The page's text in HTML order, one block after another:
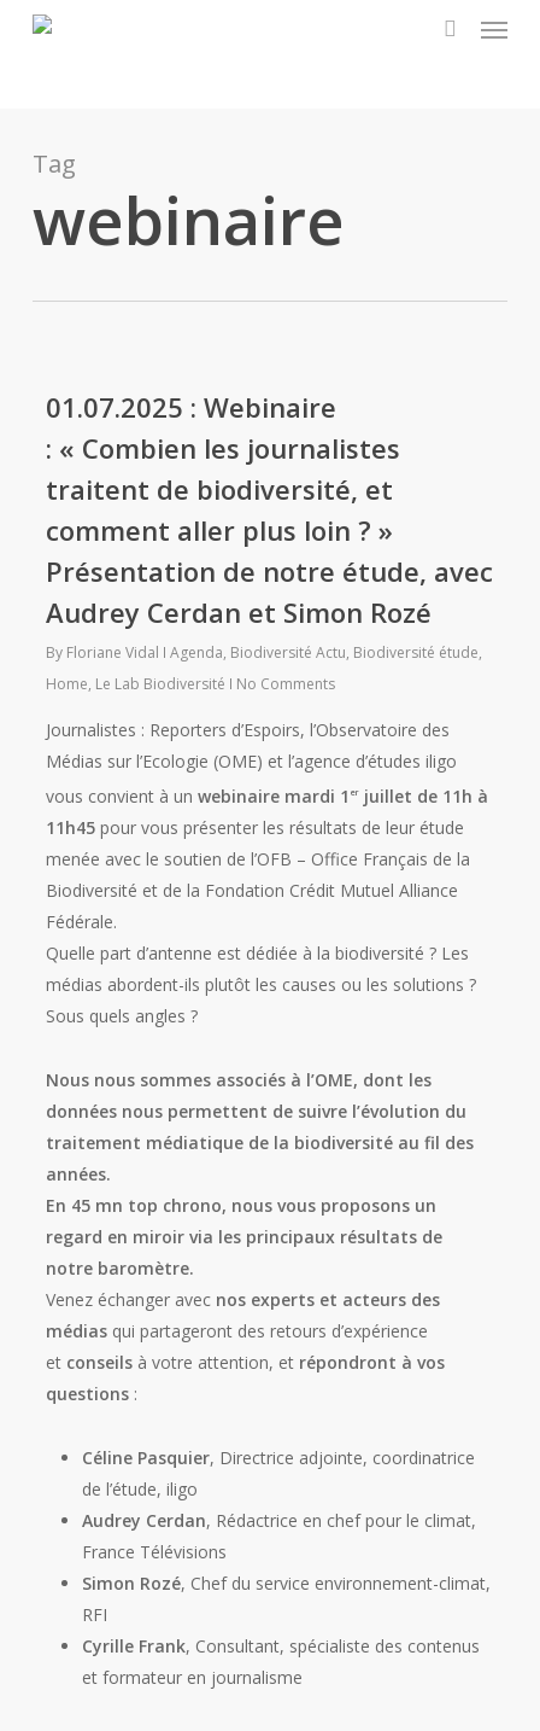
Menu
Tag
webinaire
01.07.2025 : Webinaire
: « Combien les journalistes
traitent de biodiversité, et
comment aller plus loin ? »
Présentation de notre étude, avec
Audrey Cerdan et Simon Rozé
By Floriane Vidal Agenda, Biodiversité Actu, Biodiversité étude,
Home, Le Lab Biodiversité No Comments
Journalistes : Reporters d’Espoirs, l’Observatoire des
Médias sur l’Ecologie (OME) et l’agence d’études iligo
vous convient à unwebinaire mardi 1 er juillet de 11h à
11h45 pour vous présenter les résultats de leur étude
menée avec le soutien de l’OFB – Office Français de la
Biodiversité et de la Fondation Crédit Mutuel Alliance
Fédérale.
Quelle part d’antenne est dédiée à la biodiversité ? Les
médias abordent-ils plutôt les causes ou les solutions ?
Sous quels angles ?
Nous nous sommes associés à l’OME, dont les
données nous permettent de suivre l’évolution du
traitement médiatique de la biodiversité au fil des
années.
En 45 mn top chrono, nous vous proposons un
regard en miroir via les principaux résultats de
notre baromètre.
Venez échanger avec nos experts et acteurs des
médias qui partageront des retours d’expérience
et conseils à votre attention, et répondront à vos
questions :
Céline Pasquier, Directrice adjointe, coordinatrice
de l’étude, iligo
Audrey Cerdan, Rédactrice en chef pour le climat,
France Télévisions
Simon Rozé, Chef du service environnement-climat,
RFI
Cyrille Frank, Consultant, spécialiste des contenus
et formateur en journalisme